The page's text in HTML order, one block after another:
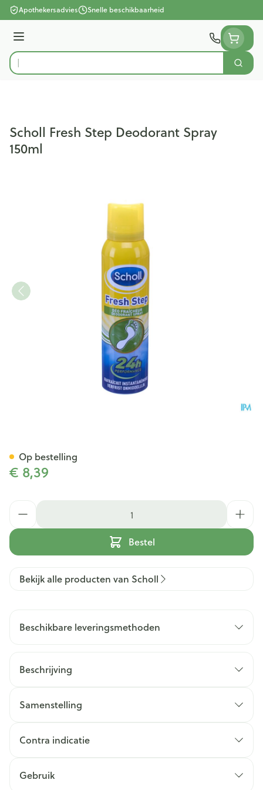
Ga naar de inhoud
Apothekersadvies Snelle beschikbaarheid
Menu
Product, merk, categorie...
Zoek
Scholl Fresh Step Deodorant Spray
150ml
€ 8,39
Bestel
Op bestelling
Bekijk alle producten van Scholl
Beschikbare leveringsmethoden
Beschrijving
Samenstelling
Contra indicatie
Gebruik